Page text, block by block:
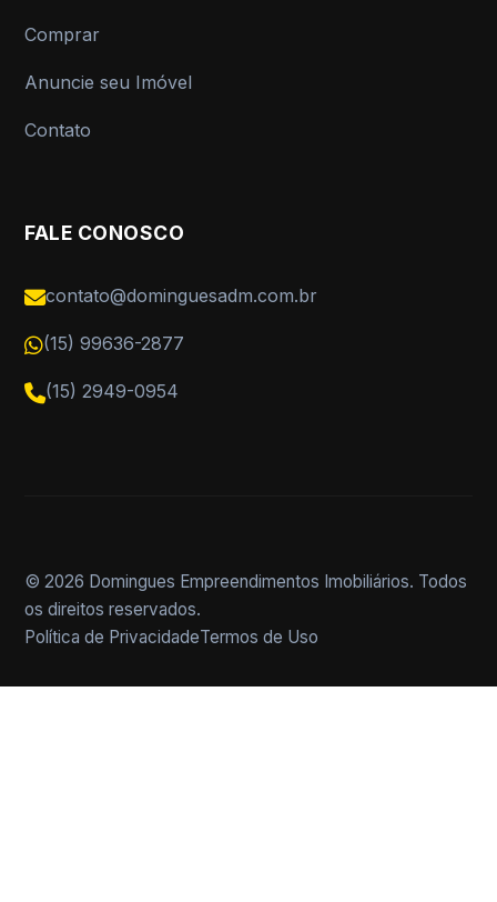
Comprar
Anuncie seu Imóvel
Contato
FALE CONOSCO
contato@dominguesadm.com.br
(15) 99636-2877
(15) 2949-0954
© 2026 Domingues Empreendimentos Imobiliários. Todos
os direitos reservados.
Política de PrivacidadeTermos de Uso